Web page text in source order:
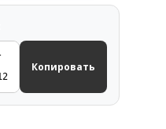
Копировать